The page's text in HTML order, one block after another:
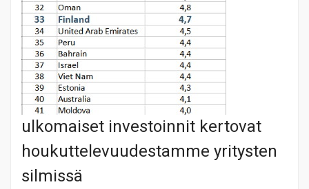
ulkomaiset investoinnit kertovat
houkuttelevuudestamme yritysten
silmissä